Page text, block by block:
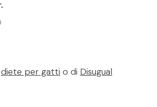
diete per gatti o di Disugual